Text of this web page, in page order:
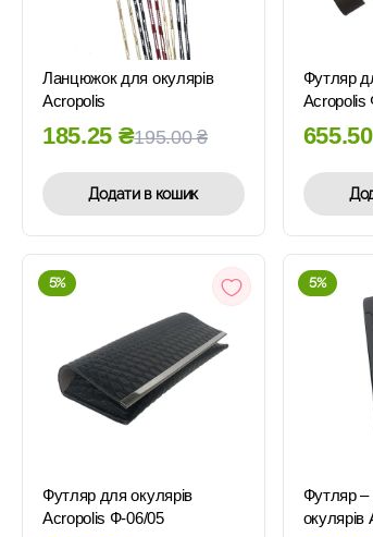
ШВИДКИЙ
ПЕРЕГЛЯД
Ланцюжок для окулярів
Acropolis
195.00₴
185.25 ₴
Додати в кошик
Футляр
Acropolis
5%
Футляр для окулярів
Acropolis Ф-06/05
5%
Футляр –